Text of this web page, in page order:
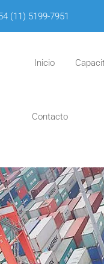
(11) 5199-7951
Inicio
Contacto